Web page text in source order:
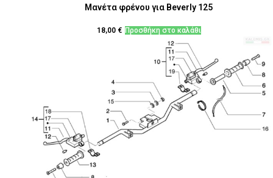
Μανέτα φρένου για Beverly 125
18,00 € Προσθήκη στο καλάθι